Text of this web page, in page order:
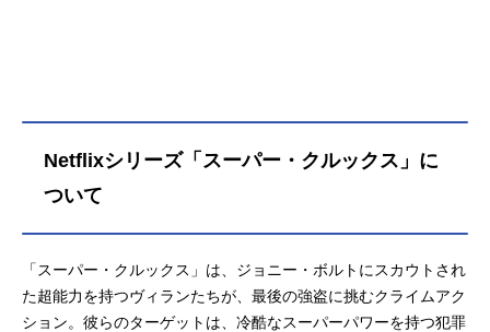
Netflixシリーズ「スーパー・クルックス」に
ついて
「スーパー・クルックス」は、ジョニー・ボルトにスカウトされ
た超能力を持つヴィランたちが、最後の強盗に挑むクライムアク
ション。彼らのターゲットは、冷酷なスーパーパワーを持つ犯罪